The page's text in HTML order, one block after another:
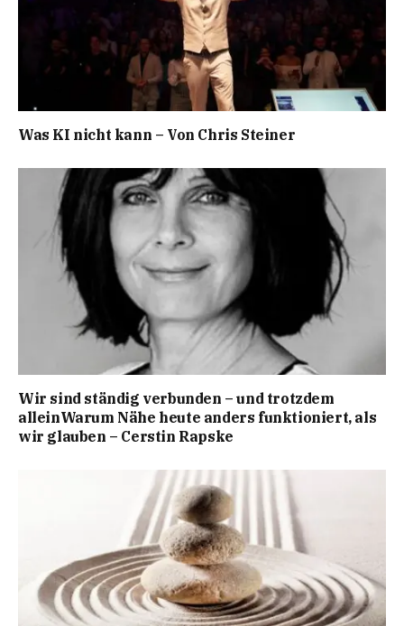
Was KI nicht kann – Von Chris Steiner
Wir sind ständig verbunden – und trotzdem
alleinWarum Nähe heute anders funktioniert, als
wir glauben – Cerstin Rapske